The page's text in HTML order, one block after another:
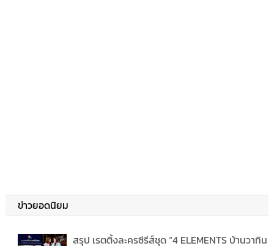
ข่าวยอดนิยม
สรุป เรตติ้งละครซีรีส์ชุด “4 ELEMENTS บ้านวาทิน